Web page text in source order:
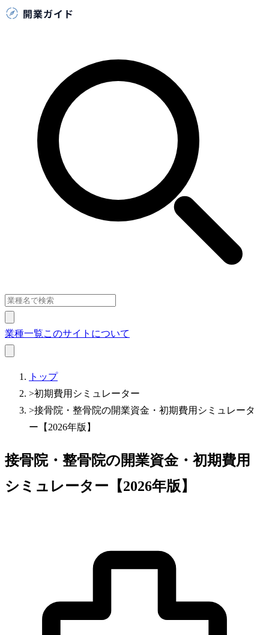
業種一覧このサイトについて
トップ
>初期費用シミュレーター
>接骨院・整骨院の開業資金・初期費用シミュレータ
ー【2026年版】
接骨院・整骨院の開業資金・初期費用
シミュレーター【2026年版】